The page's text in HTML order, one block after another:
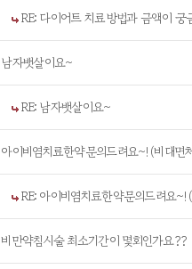
RE: 다이어트 치료방법과 금액이 궁
남자뱃살이요~
RE: 남자뱃살이요~
아이비염치료한약문의드려요~! (비대면
RE: 아이비염치료한약문의드려요
비만약침시술 최소기간이 몇회인가요??